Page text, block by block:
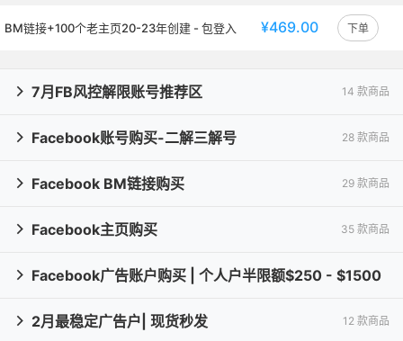
BM链接+100个老主页20-23年创建 - 包登入 ¥469.00 下单
7月FB风控解限账号推荐区 14 款商品

Facebook账号购买-二解三解号 28 款商品

Facebook BM链接购买 29 款商品

Facebook主页购买 35 款商品

Facebook广告账户购买 | 个人户半限额$250 - $1500
15 款商品

2月最稳定广告户| 现货秒发 12 款商品
